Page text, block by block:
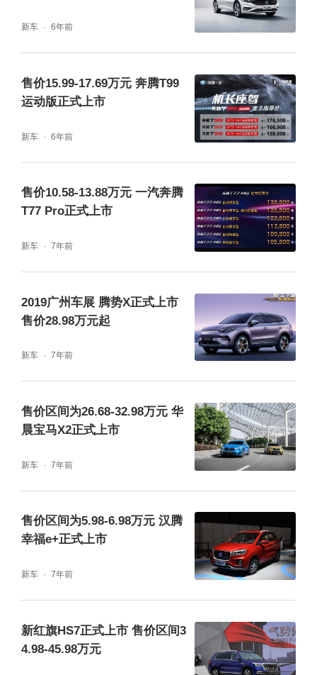
受较为柔软，并支持电动调节、腰部支撑、记
忆以及加热/通风功能。第二排独立座椅官方称
之为“零感人体工程学座椅”，整体造型较为宽
动调节、6向睡眠头枕、座椅记忆以及10点式
按摩等功能。另外，每个座椅扶手上还都配有
独立的控制区域，所有功能均汇集于一块液晶
屏，为用户带来一种全新的豪华体验。
动力方面，腾势D9 DM-i车型的动力系统由骁
云-插混专用1.5T涡轮增压发动机+电动机组合
而成，两驱车型纯电续航190km，NEDC工况
续航1040km，四驱车型纯电续航180km，NE
DC工况续航970km。而纯电版车型最大续航
新车 6年前
售价15.99-17.69万元 奔腾T99
运动版正式上市
新车 6年前
售价10.58-13.88万元 一汽奔腾
T77 Pro正式上市
新车 7年前
2019广州车展 腾势X正式上市
售价28.98万元起
新车 7年前
售价区间为26.68-32.98万元 华
晨宝马X2正式上市
新车 7年前
售价区间为5.98-6.98万元 汉腾
幸福e+正式上市
新车 7年前
新红旗HS7正式上市 售价区间3
4.98-45.98万元